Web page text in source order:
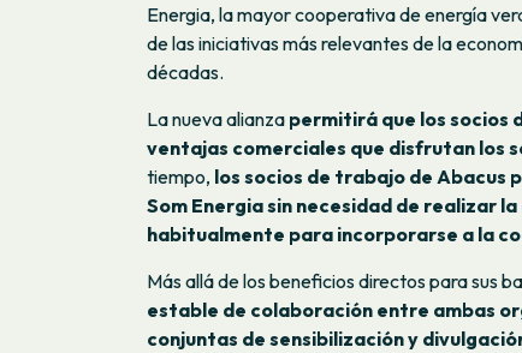
Energia, la mayor cooperativa de energía
de las iniciativas más relevantes de la
décadas.
La nueva alianza permitirá que los socios
ventajas comerciales que disfrutan los
tiempo, los socios de trabajo de
Som Energia sin necesidad de realizar
habitualmente para incorporarse a la
Más allá de los beneficios directos para sus
estable de colaboración entre ambas
conjuntas de sensibilización y